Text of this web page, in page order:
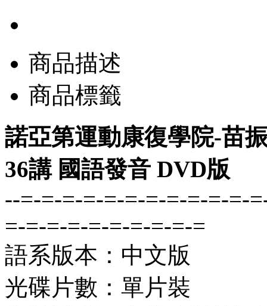
商品描述
商品標籤
諾亞第運動康復學院-苗
36講 國語發音 DVD版
--=-=-=-=-=-=-=-=-=-=-=-
=-=-=-=-=-=-=-=-=-=
語系版本：中文版
光碟片數：單片裝